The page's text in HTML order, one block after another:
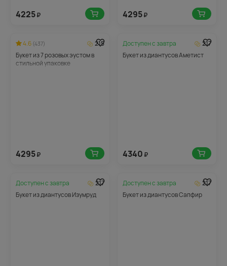
4225₽ 4295₽
4.6 (437)
215
Букет из 7 розовых эустом в
стильной упаковке
4295₽
Доступен сзавтра
217
Букет из диантусов Аметист
4340 ₽
Доступен сзавтра
217
Букет из диантусов Изумруд
Доступен сзавтра
217
Букет из диантусов Сапфир